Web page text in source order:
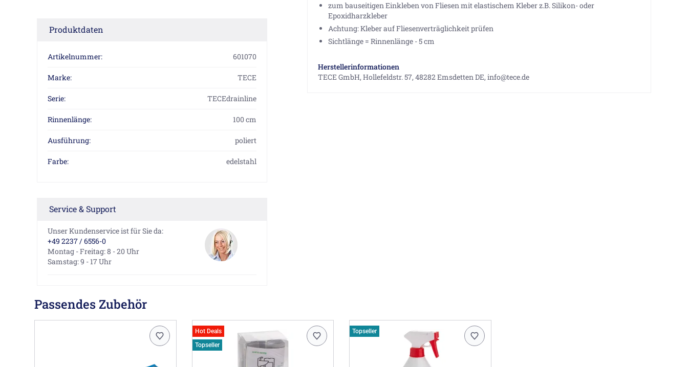
Produktdaten
Artikelnummer: 601070
Marke: TECE
Serie: TECEdrainline
Rinnenlänge: 100 cm
Ausführung: poliert
Farbe: edelstahl
Service & Support
Unser Kundenservice ist für Sie da:
+49 2237 / 6556-0
Montag - Freitag: 8 - 20 Uhr
Samstag: 9 - 17 Uhr
zum bauseitigen Einkleben von Fliesen mit elastischem Kleber z.B. Silikon- oder
Epoxidharzkleber
Achtung: Kleber auf Fliesenverträglichkeit prüfen
Sichtlänge = Rinnenlänge - 5 cm
Herstellerinformationen
TECE GmbH, Hollefeldstr. 57, 48282 Emsdetten DE, info@tece.de
Passendes Zubehör
Hot Deals
Topseller
Topseller